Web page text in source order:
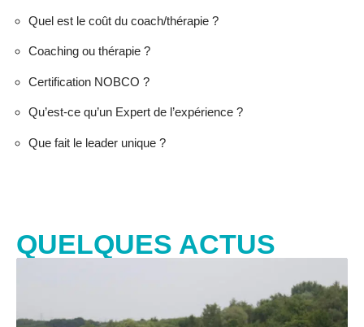
Quel est le coût du coach/thérapie ?
Coaching ou thérapie ?
Certification NOBCO ?
Qu’est-ce qu’un Expert de l’expérience ?
Que fait le leader unique ?
QUELQUES ACTUS